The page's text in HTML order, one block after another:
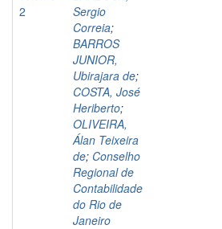
2
Sergio
Correia;
BARROS
JUNIOR,
Ubirajara de;
COSTA, José
Heriberto;
OLIVEIRA,
Álan Teixeira
de; Conselho
Regional de
Contabilidade
do Rio de
Janeiro